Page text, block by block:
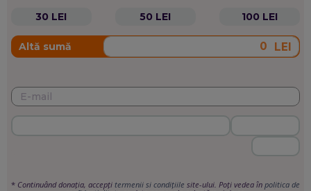
30 LEI 50 LEI 100 LEI
Altă sumă LEI
* Continuând donația, accepți termenii si condițiile site-ului. Poți vedea în politica de